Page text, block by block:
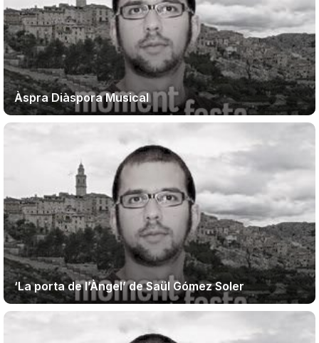
Àspra Diàspora Musical
‘La porta de l’Àngel’ de Saül Gómez Soler